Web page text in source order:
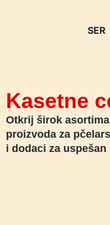
SER
Kasetne
Otkrij širok
proizvoda za
i dodaci za